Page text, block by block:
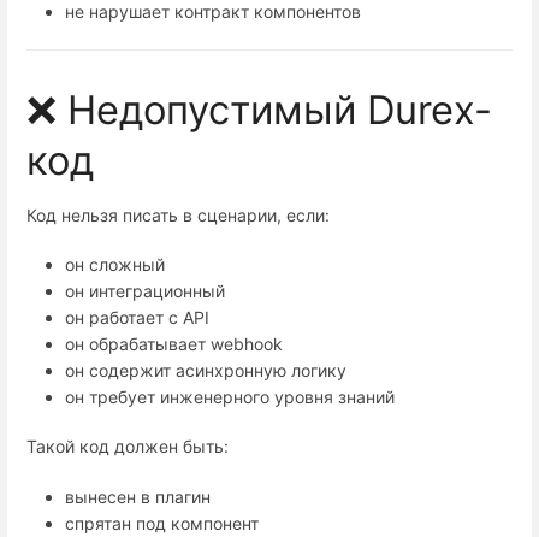
не нарушает контракт компонентов
❌ Недопустимый Durex-
код
Код нельзя писать в сценарии, если:
он сложный
он интеграционный
он работает с API
он обрабатывает webhook
он содержит асинхронную логику
он требует инженерного уровня знаний
Такой код должен быть:
вынесен в плагин
спрятан под компонент